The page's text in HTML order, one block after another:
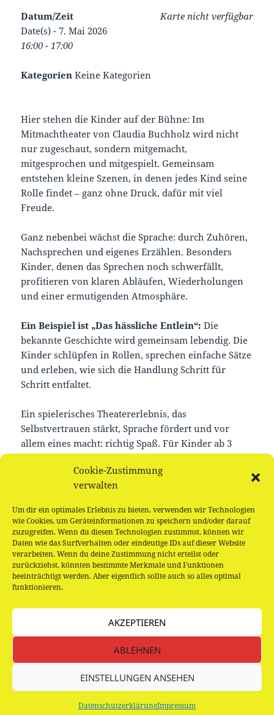
Cookie-Zustimmung
verwalten
Um dir ein optimales Erlebnis zu bieten, verwenden wir Technologien
wie Cookies, um Geräteinformationen zu speichern und/oder darauf
zuzugreifen. Wenn du diesen Technologien zustimmst, können wir
Daten wie das Surfverhalten oder eindeutige IDs auf dieser Website
verarbeiten. Wenn du deine Zustimmung nicht erteilst oder
zurückziehst, könnten bestimmte Merkmale und Funktionen
beeinträchtigt werden. Aber eigentlich sollte auch so alles optimal
funktionieren.
AKZEPTIEREN
ABLEHNEN
EINSTELLUNGEN ANSEHEN
DatenschutzerklärungImpressum
Karte nicht verfügbar
Datum/Zeit
Date(s) - 7. Mai 2026
16:00 - 17:00
Kategorien Keine Kategorien
Hier stehen die Kinder auf der Bühne: Im
Mitmachtheater von Claudia Buchholz wird nicht
nur zugeschaut, sondern mitgemacht,
mitgesprochen und mitgespielt. Gemeinsam
entstehen kleine Szenen, in denen jedes Kind seine
Rolle findet – ganz ohne Druck, dafür mit viel
Freude.
Ganz nebenbei wächst die Sprache: durch Zuhören,
Nachsprechen und eigenes Erzählen. Besonders
Kinder, denen das Sprechen noch schwerfällt,
profitieren von klaren Abläufen, Wiederholungen
und einer ermutigenden Atmosphäre.
Ein Beispiel ist „Das hässliche Entlein“: Die
bekannte Geschichte wird gemeinsam lebendig. Die
Kinder schlüpfen in Rollen, sprechen einfache Sätze
und erleben, wie sich die Handlung Schritt für
Schritt entfaltet.
Ein spielerisches Theatererlebnis, das
Selbstvertrauen stärkt, Sprache fördert und vor
allem eines macht: richtig Spaß. Für Kinder ab 3
Jahren empfohlen
Gefördert von der Budnianer Hilfe. DANKE!
(Ihr dürft auch einfach nur zugucken!)
Beitragsnavigation
Vorheriger
Bilderbuchkino
Mitmachtheater mit Claudia Buchholz:
Datenschutzerklärung Stolz präsentiert von WordPress